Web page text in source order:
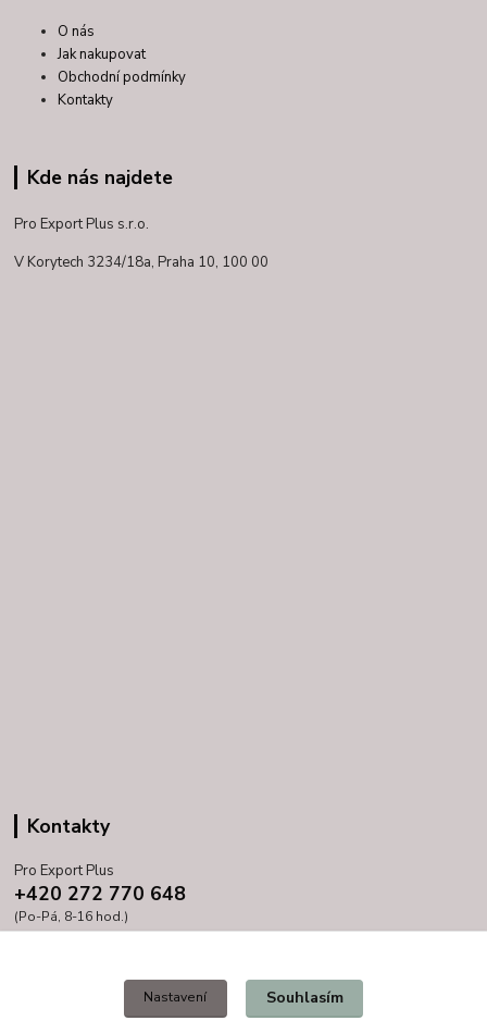
O nás
Jak nakupovat
Obchodní podmínky
Kontakty
Kde nás najdete
Pro Export Plus s.r.o.
V Korytech 3234/18a, Praha 10, 100 00
Kontakty
Pro Export Plus
+420 272 770 648
(Po-Pá, 8-16 hod.)
Nastavení Souhlasím